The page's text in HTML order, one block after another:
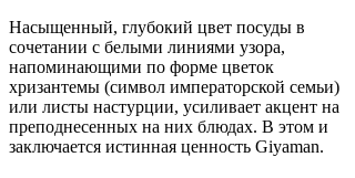
Насыщенный, глубокий цвет посуды в
сочетании с белыми линиями узора,
напоминающими по форме цветок
хризантемы (символ императорской семьи)
или листы настурции, усиливает акцент на
преподнесенных на них блюдах. В этом и
заключается истинная ценность Giyaman.